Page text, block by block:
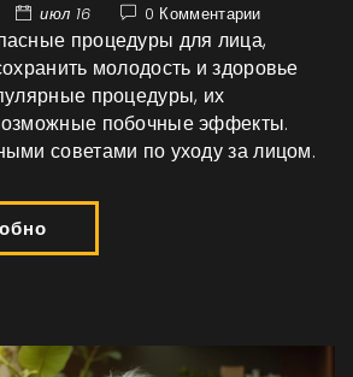
июл 16 0 Комментарии
процедуры для лица,
молодость и здоровье
процедуры, их
побочные эффекты.
советами по уходу за лицом.